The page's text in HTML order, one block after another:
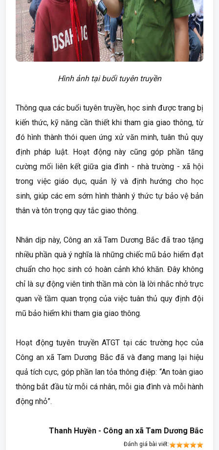
Hình ảnh tại buổi tuyên truyền
Thông qua các buổi tuyên truyền, học sinh được trang bị
kiến thức, kỹ năng cần thiết khi tham gia giao thông, từ
đó hình thành thói quen ứng xử văn minh, tuân thủ quy
định pháp luật. Hoạt động này cũng góp phần tăng
cường mối liên kết giữa gia đình - nhà trường - xã hội
trong việc giáo dục, quản lý và định hướng cho học
sinh, giúp các em sớm hình thành ý thức tự bảo vệ bản
thân và tôn trọng quy tắc giao thông.
Nhân dịp này, Công an xã Tam Dương Bắc đã trao tặng
nhiều phần quà ý nghĩa là những chiếc mũ bảo hiểm đạt
chuẩn cho học sinh có hoàn cảnh khó khăn. Đây không
chỉ là sự động viên tinh thần mà còn là lời nhắc nhở trực
quan về tầm quan trọng của việc tuân thủ quy định đội
mũ bảo hiểm khi tham gia giao thông.
Hoạt động tuyên truyền ATGT tại các trường học của
Công an xã Tam Dương Bắc đã và đang mang lại hiệu
quả tích cực, góp phần lan tỏa thông điệp: “An toàn giao
thông bắt đầu từ mỗi cá nhân, mỗi gia đình và mỗi hành
động nhỏ”.
Thanh Huyền - Công an xã Tam Dương Bắc
Đánh giá bài viết: